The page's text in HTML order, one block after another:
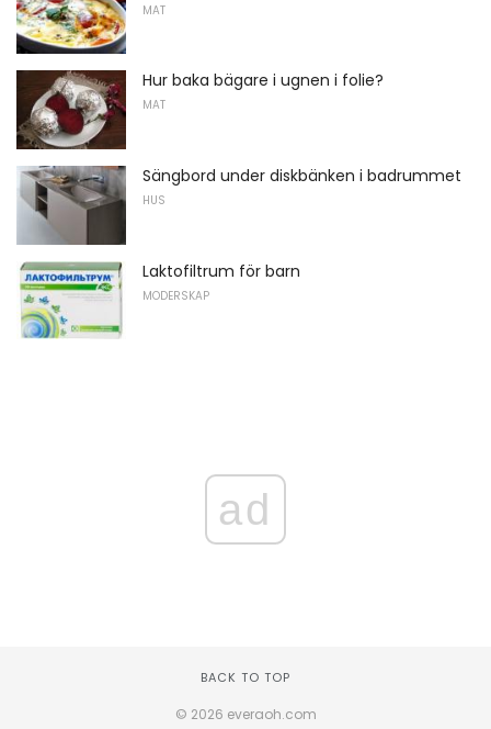
MAT
Hur baka bägare i ugnen i folie?
MAT
Sängbord under diskbänken i badrummet
HUS
Laktofiltrum för barn
MODERSKAP
ad
BACK TO TOP
© 2026 everaoh.com